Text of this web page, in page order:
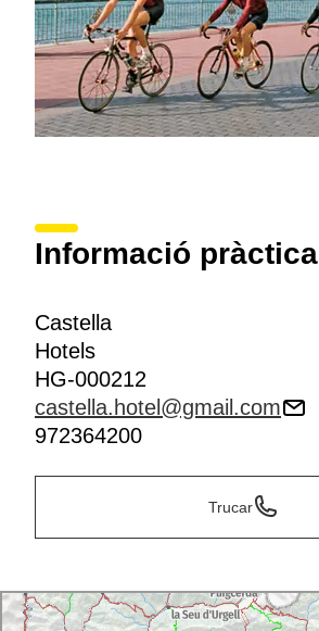
Informació pràctica
Castella
Hotels
HG-000212
castella.hotel@gmail.com
972364200
Trucar